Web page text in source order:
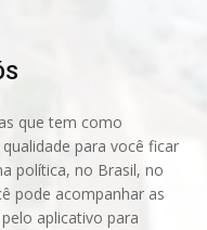
que tem como
para você ficar
política, no Brasil, no
pode acompanhar as
aplicativo para